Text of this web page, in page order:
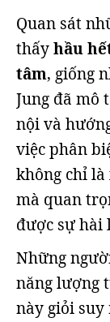
Quan sát
thấyhầu
tâm, giống
Jung đã mô
nội và
việc phân
không chỉ
mà quan
được sự hài
Những
năng lượng
này giỏi suy